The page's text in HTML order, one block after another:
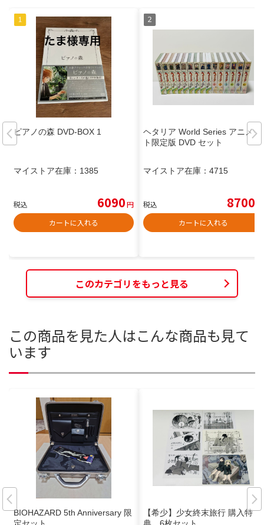
ピアノの森 DVD-BOX 1
マイストア在庫： 1385
税込 6090円
カートに入れる
ヘタリア World Series アニメイ
ト限定版 DVD セット
マイストア在庫： 4715
税込 8700
カートに入れる
このカテゴリをもっと見る
この商品を見た人はこんな商品も見て
います
BIOHAZARD 5th Anniversary 限
定セット
【希少】少女終末旅行 購入特
典 6枚セット